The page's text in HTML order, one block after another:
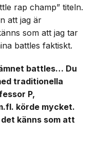
rap champ” titeln.
att jag är
som att jag tar
battles faktiskt.
battles… Du
traditionella
P,
körde mycket.
känns som att